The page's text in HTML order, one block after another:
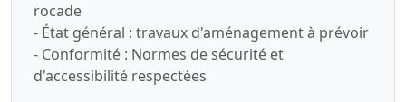
rocade
- État général : travaux d'aménagement à prévoir
- Conformité : Normes de sécurité et
d'accessibilité respectées